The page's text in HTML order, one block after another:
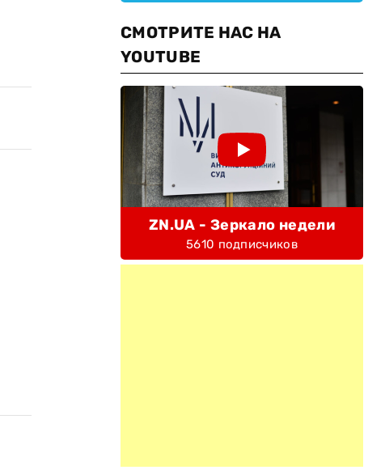
СМОТРИТЕ НАС НА
YOUTUBE
ZN.UA - Зеркало недели
5610 подписчиков